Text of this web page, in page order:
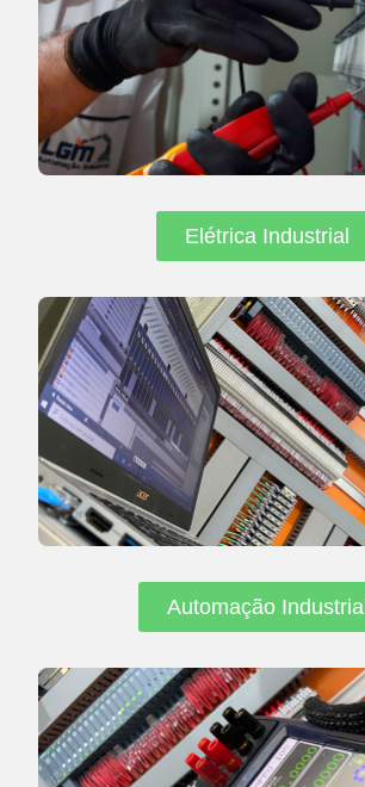
Elétrica Industrial
Automação Industrial